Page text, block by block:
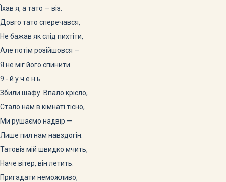
Їхав я, а тато — віз.
Довго тато сперечався,
Не бажав як слід пихтіти,
Але потім розійшовся —
Я не міг його спинити.
9 - й у ч е н ь
Збили шафу. Впало крісло,
Стало нам в кімнаті тісно,
Ми рушаємо надвір —
Лише пил нам навздогін.
Татовіз мій швидко мчить,
Наче вітер, він летить.
Пригадати неможливо,